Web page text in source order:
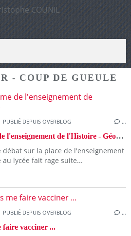
- COUP DE GUEULE
PUBLIÉ DEPUIS OVERBLOG …
Pour une vraie réforme de l'enseignement de l'Histoire - Géographie
sur la place de l'enseignement
lycée fait rage suite...
PUBLIÉ DEPUIS OVERBLOG …
vacciner ...